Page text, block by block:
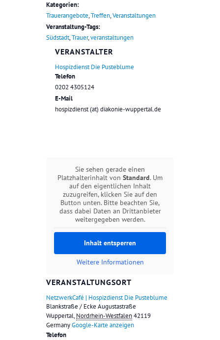
Kategorien:
Trauerangebote,Treffen,Veranstaltungen
Veranstaltung-Tags:
Südstadt,Trauer,veranstaltungen
VERANSTALTER
Hospizdienst Die Pusteblume
Telefon
0202 4305124
E-Mail
hospizdienst (at) diakonie-wuppertal.de
VERANSTALTUNGSORT
NetzwerkCafé | Hospizdienst Die Pusteblume
Blankstraße / Ecke Augustastraße
Wuppertal, Nordrhein-Westfalen42119
GermanyGoogle-Karte anzeigen
Telefon
Sie sehen gerade einen
Platzhalterinhalt von Standard. Um
auf den eigentlichen Inhalt
zuzugreifen, klicken Sie auf den
Button unten. Bitte beachten Sie,
dass dabei Daten an Drittanbieter
weitergegeben werden.
Inhalt entsperren
Weitere Informationen